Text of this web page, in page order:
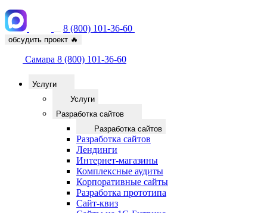
8 (800) 101-36-60
обсудить проект 🔥
Самара 8 (800) 101-36-60
Услуги
Услуги
Разработка сайтов
Разработка сайтов
Разработка сайтов
Лендинги
Интернет-магазины
Комплексные аудиты
Корпоративные сайты
Разработка прототипа
Сайт-квиз